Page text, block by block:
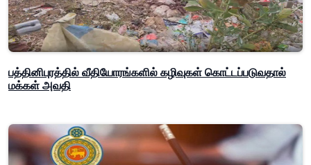
பத்தினிபுரத்தில் வீதியோரங்களில் கழிவுகள் கொட்டப்படுவதால்
மக்கள் அவதி